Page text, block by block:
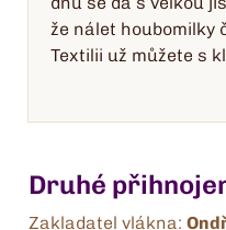
že nálet houbomilky
Textilii už můžete s
Druhé
Zakladatel vlákna: